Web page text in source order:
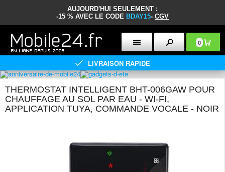
AUJOURD'HUI SEULEMENT :
-15 % AVEC LE CODE BDAY15- CGV
0
LIVRAISON RAPIDE
THERMOSTAT INTELLIGENT BHT-006GAW POUR
CHAUFFAGE AU SOL PAR EAU - WI-FI,
APPLICATION TUYA, COMMANDE VOCALE - NOIR